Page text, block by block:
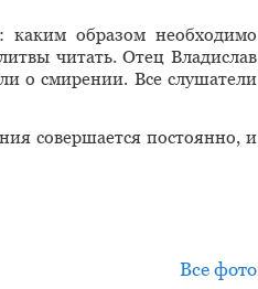
каким образом необходимо
читать. Отец Владислав
о смирении. Все слушатели
совершается постоянно, и
Все фото